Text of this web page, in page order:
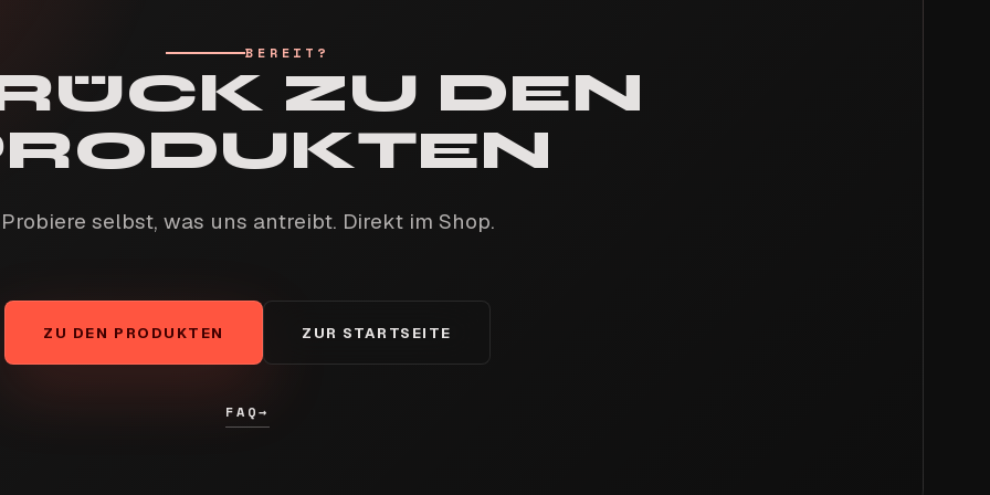
BEREIT?
ZU DEN
Probiere selbst, was uns antreibt. Direkt im Shop.
ZU DEN PRODUKTEN ZUR STARTSEITE
FAQ→